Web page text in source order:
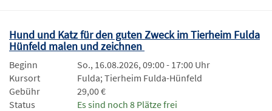
Hund und Katz für den guten Zweck im Tierheim Fulda
Hünfeld malen und zeichnen
Beginn
So., 16.08.2026, 09:00 - 17:00 Uhr
Kursort
Fulda; Tierheim Fulda-Hünfeld
Gebühr
29,00 €
Status
Es sind noch 8 Plätze frei